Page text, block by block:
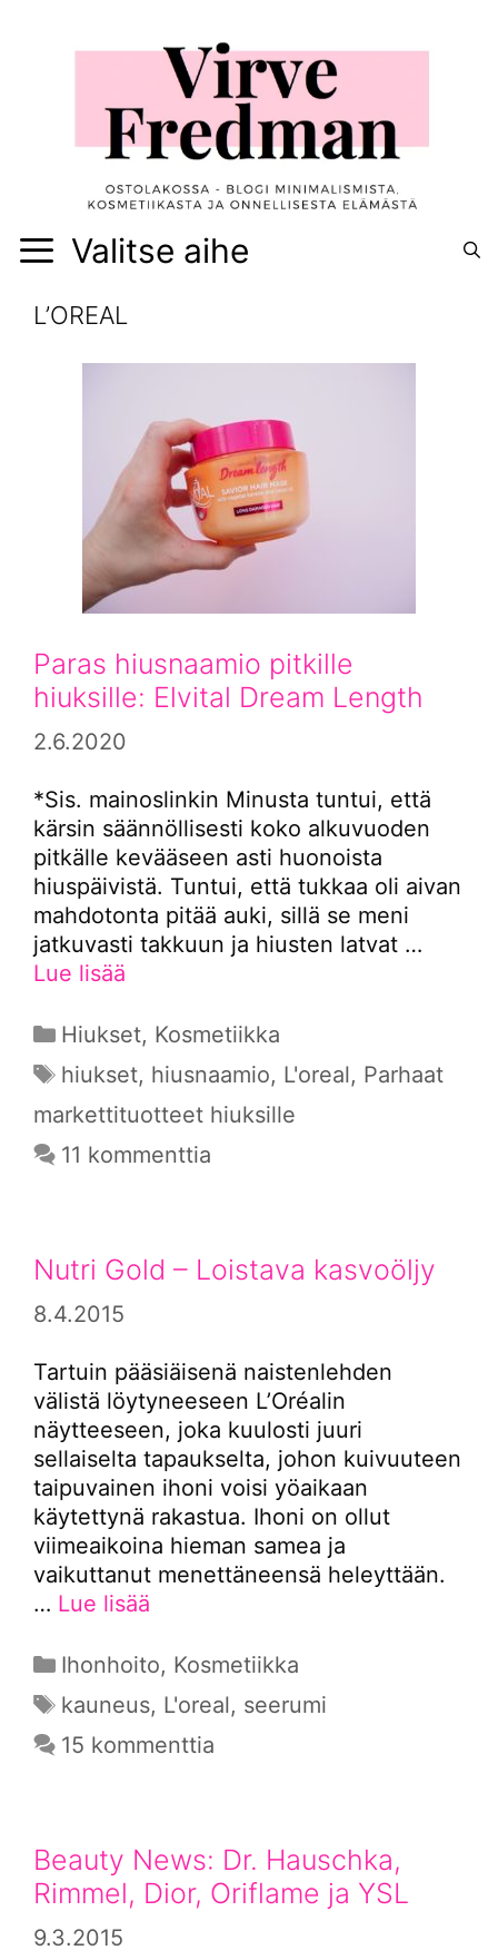
Valitse aihe
L’OREAL
Paras hiusnaamio pitkille
hiuksille: Elvital Dream Length
2.6.2020
*Sis. mainoslinkin Minusta tuntui, että
kärsin säännöllisesti koko alkuvuoden
pitkälle kevääseen asti huonoista
hiuspäivistä. Tuntui, että tukkaa oli aivan
mahdotonta pitää auki, sillä se meni
jatkuvasti takkuun ja hiusten latvat …
Lue lisää
Kategoriat
Hiukset, Kosmetiikka
Avainsanat
hiukset, hiusnaamio, L'oreal, Parhaat
markettituotteet hiuksille
11 kommenttia
Nutri Gold – Loistava kasvoöljy
8.4.2015
Tartuin pääsiäisenä naistenlehden
välistä löytyneeseen L’Oréalin
näytteeseen, joka kuulosti juuri
sellaiselta tapaukselta, johon kuivuuteen
taipuvainen ihoni voisi yöaikaan
käytettynä rakastua. Ihoni on ollut
viimeaikoina hieman samea ja
vaikuttanut menettäneensä heleyttään.
… Lue lisää
Kategoriat
Ihonhoito, Kosmetiikka
Avainsanat
kauneus, L'oreal, seerumi
15 kommenttia
Beauty News: Dr. Hauschka,
Rimmel, Dior, Oriflame ja YSL
9.3.2015